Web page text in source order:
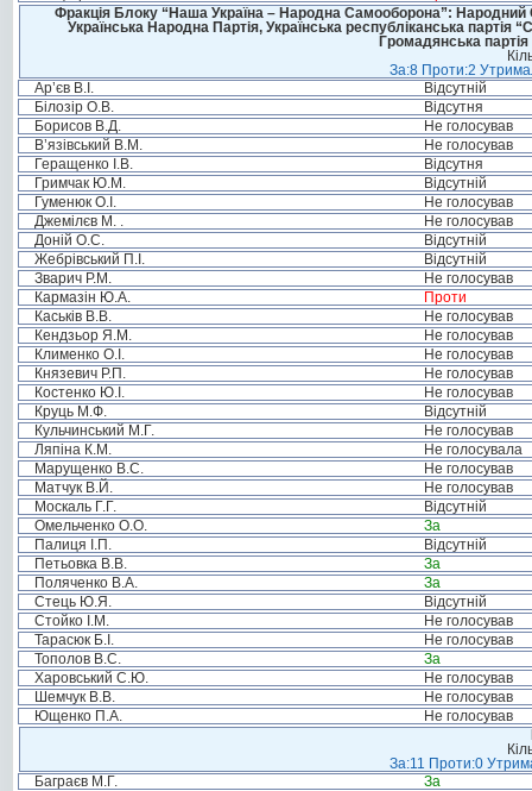
Фракція Блоку “Наша Україна – Народна Самооборона”: Народний
Українська Народна Партія, Українська республіканська
Громадянська
За:8 Проти:2
Ар’єв В.І.
Відсутній
Білозір О.В.
Відсутня
Борисов В.Д.
Не голосував
В’язівський В.М.
Не голосував
Геращенко І.В.
Відсутня
Гримчак Ю.М.
Відсутній
Гуменюк О.І.
Не голосував
Джемілєв М. .
Не голосував
Доній О.С.
Відсутній
Жебрівський П.І.
Відсутній
Зварич Р.М.
Не голосував
Кармазін Ю.А.
Проти
Каськів В.В.
Не голосував
Кендзьор Я.М.
Не голосував
Клименко О.І.
Не голосував
Князевич Р.П.
Не голосував
Костенко Ю.І.
Не голосував
Круць М.Ф.
Відсутній
Кульчинський М.Г.
Не голосував
Ляпіна К.М.
Не голосувала
Марущенко В.С.
Не голосував
Матчук В.Й.
Не голосував
Москаль Г.Г.
Відсутній
Омельченко О.О.
За
Палиця І.П.
Відсутній
Петьовка В.В.
За
Поляченко В.А.
За
Стець Ю.Я.
Відсутній
Стойко І.М.
Не голосував
Тарасюк Б.І.
Не голосував
Тополов В.С.
За
Харовський С.Ю.
Не голосував
Шемчук В.В.
Не голосував
Ющенко П.А.
Не голосував
За:11 Проти:0
Баграєв М.Г.
За